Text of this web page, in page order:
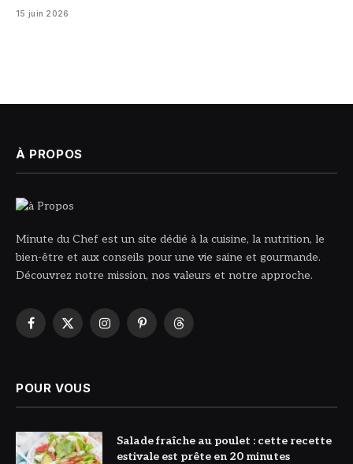
15 juin 2026
À PROPOS
Minute du Chef est un site dédié à la cuisine, la nutrition, le
bien-être et aux conseils pour une vie saine et gourmande.
Découvrez notre mission, nos valeurs et notre approche.
Facebook
X
InstagramPinterestThreads
POUR VOUS
© DR
Salade fraîche au poulet : cette recette
estivale est prête en 20 minutes